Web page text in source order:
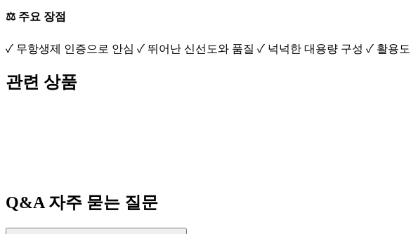
⚖️ 주요 장점
✓ 무항생제 인증으로 안심 ✓ 뛰어난 신선도와 품질 ✓ 넉넉한 대용량 구성 ✓ 활용
관련 상품
Q&A 자주 묻는 질문